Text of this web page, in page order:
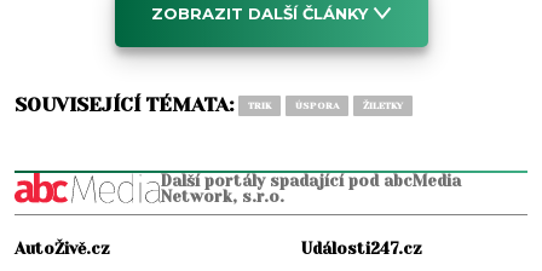
ZOBRAZIT DALŠÍ ČLÁNKY
SOUVISEJÍCÍ TÉMATA: TRIK ÚSPORA ŽILETKY
Další portály spadající pod abcMedia
Network, s.r.o.
AutoŽivě.cz
Události247.cz